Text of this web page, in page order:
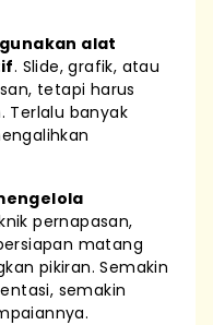
alat
. Slide, grafik, atau
tetapi harus
Terlalu banyak
pernapasan,
matang
pikiran. Semakin
semakin